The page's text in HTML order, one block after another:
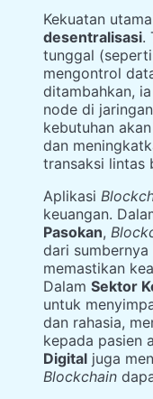
Kekuatan utama
desentralisasi.
tunggal
mengontrol
ditambahkan,
node di
kebutuhan
dan
transaksi lintas
Aplikasi
keuangan.
Pasokan,
dari sumbernya
memastikan
Dalam Sektor
untuk
dan rahasia,
kepada pasien
Digital juga
Blockchain